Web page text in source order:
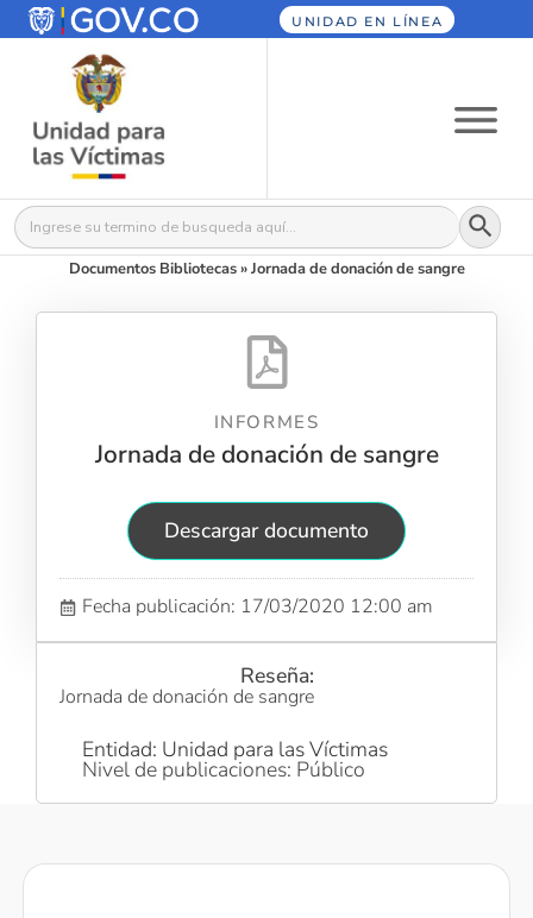
UNIDAD EN LÍNEA
Buscar: Botón
Documentos Bibliotecas»Jornada de donación de sangre
INFORMES
Jornada de donación de sangre
Descargar documento
Fecha publicación: 17/03/2020 12:00 am
Reseña:
Jornada de donación de sangre
Entidad: Unidad para las Víctimas
Nivel de publicaciones: Público